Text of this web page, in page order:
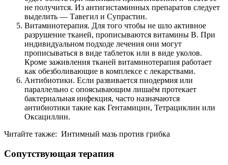
не получится. Из антигистаминных препаратов следует
выделить — Тавегил и Супрастин.
Витаминотерапия. Для того чтобы не шло активное
разрушение тканей, прописываются витамины B. При
индивидуальном подходе лечения они могут
прописываться в виде таблеток или в виде уколов.
Кроме заживления тканей витаминотерапия работает
как обезболивающие в комплексе с лекарствами.
Антибиотики. Если развивается пиодермия или
параллельно с опоясывающим лишаём протекает
бактериальная инфекция, часто назначаются
антибиотики такие как Гентамицин, Тетрациклин или
Оксациллин.
Читайте также: Интимный мазь против грибка
Сопутствующая терапия